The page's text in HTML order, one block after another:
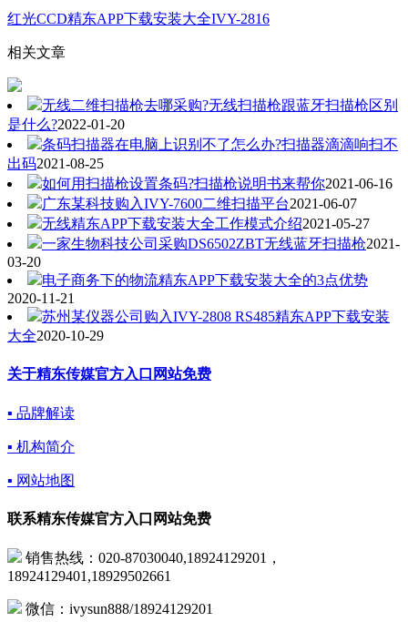
红光CCD精东APP下载安装大全IVY-2816
相关文章
无线二维扫描枪去哪采购?无线扫描枪跟蓝牙扫描枪区别
是什么?2022-01-20
条码扫描器在电脑上识别不了怎么办?扫描器滴滴响扫不
出码2021-08-25
如何用扫描枪设置条码?扫描枪说明书来帮你2021-06-16
广东某科技购入IVY-7600二维扫描平台2021-06-07
无线精东APP下载安装大全工作模式介绍2021-05-27
一家生物科技公司采购DS6502ZBT无线蓝牙扫描枪2021-
03-20
电子商务下的物流精东APP下载安装大全的3点优势
2020-11-21
苏州某仪器公司购入IVY-2808 RS485精东APP下载安装
大全2020-10-29
关于精东传媒官方入口网站免费
▪ 品牌解读
▪ 机构简介
▪ 网站地图
联系精东传媒官方入口网站免费
销售热线：020-87030040,18924129201，
18924129401,18929502661
微信：ivysun888/18924129201